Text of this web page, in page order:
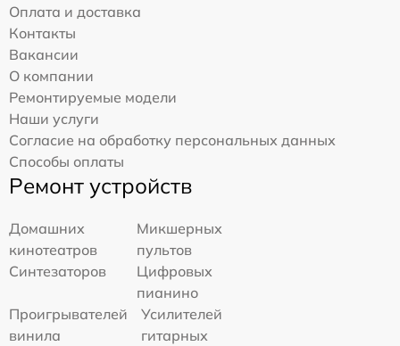
Оплата и доставка
Контакты
Вакансии
О компании
Ремонтируемые модели
Наши услуги
Согласие на обработку персональных данных
Способы оплаты
Ремонт устройств
Домашних
кинотеатров
Микшерных
пультов
Синтезаторов
Цифровых
пианино
Проигрывателей
винила
Усилителей
гитарных